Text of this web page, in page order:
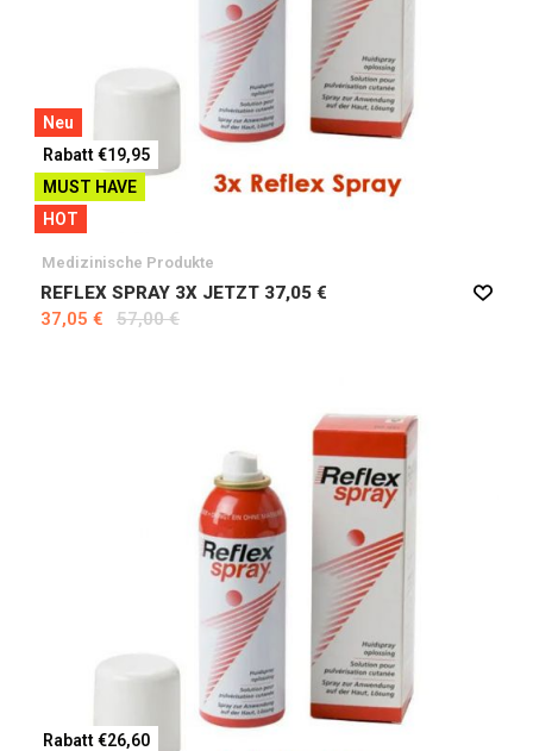
Neu
Rabatt €19,95
MUST HAVE
HOT
Medizinische Produkte
REFLEX SPRAY 3X JETZT 37,05 €
37,05 €
57,00 €
Rabatt €26,60